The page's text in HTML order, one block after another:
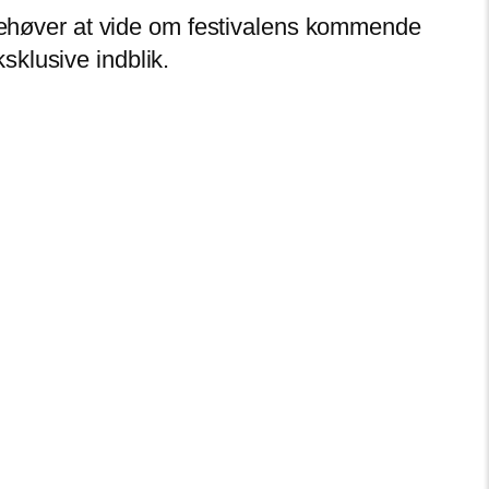
at vide om festivalens kommende
indblik.